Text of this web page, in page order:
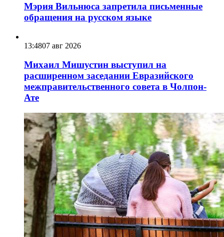
Мэрия Вильнюса запретила письменные
обращения на русском языке
13:4807 авг 2026
Михаил Мишустин выступил на
расширенном заседании Евразийского
межправительственного совета в Чолпон-
Ате